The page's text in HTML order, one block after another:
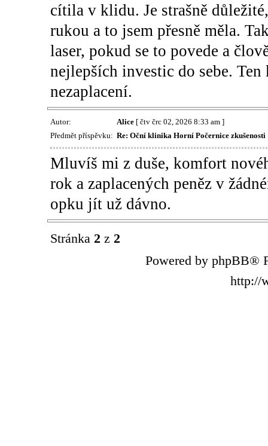
cítila v klidu. Je strašně
rukou a to jsem přesně měla.
laser, pokud se to povede a
nejlepších investic do sebe.
nezaplacení.
Autor: Alice[ čtv črc 02, 2026 8:33 am ]
Předmět příspěvku: Re: Oční klinika Horní Počernice zkušenosti
Mluvíš mi z duše, komfort
rok a zaplacených peněz v
opku jít už dávno.
Stránka 2 z 2
Powered by phpBB®
http://